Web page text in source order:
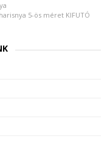
5-ös méret KIFUTÓ